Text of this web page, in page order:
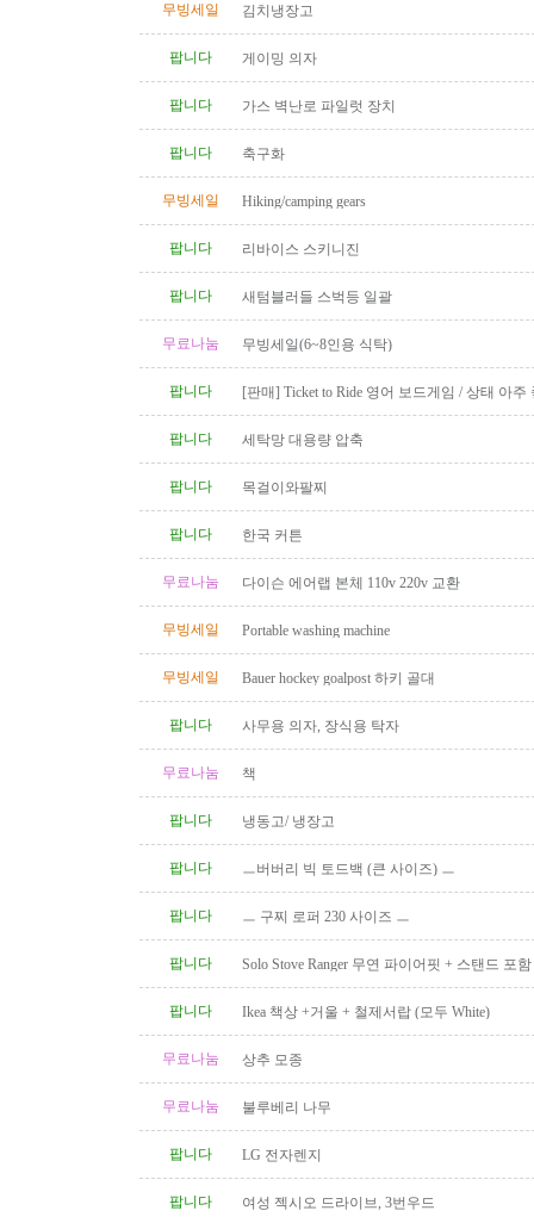
무빙세일 김치냉장고
팝니다 게이밍 의자
팝니다 가스 벽난로 파일럿 장치
팝니다 축구화
무빙세일 Hiking/camping gears
팝니다 리바이스 스키니진
팝니다 새텀블러들 스벅등 일괄
무료나눔 무빙세일(6~8인용 식탁)
팝니다
[판매] Ticket to Ride 영어 보드게임 / 상태 아주
팝니다
세탁망 대용량 압축
팝니다 목걸이와팔찌
팝니다 한국 커튼
무료나눔 다이슨 에어랩 본체 110v 220v 교환
무빙세일 Portable washing machine
무빙세일 Bauer hockey goalpost 하키 골대
팝니다 사무용 의자, 장식용 탁자
무료나눔 책
팝니다 냉동고/ 냉장고
팝니다 ㅡ버버리 빅 토드백 (큰 사이즈) ㅡ
팝니다 ㅡ 구찌 로퍼 230 사이즈 ㅡ
팝니다
Solo Stove Ranger 무연 파이어핏 + 스탠드 포
팝니다
Ikea 책상 +거울 + 철제서랍 (모두 White)
무료나눔 상추 모종
무료나눔 불루베리 나무
팝니다 LG 전자렌지
팝니다 여성 젝시오 드라이브, 3번우드